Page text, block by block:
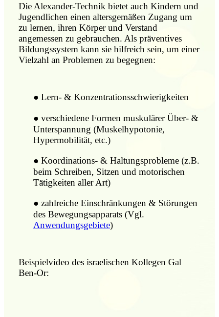
Die Alexander-Technik bietet auch Kindern und
Jugendlichen einen altersgemäßen Zugang um
zu lernen, ihren Körper und Verstand
angemessen zu gebrauchen. Als präventives
Bildungssystem kann sie hilfreich sein, um einer
Vielzahl an Problemen zu begegnen:
● Lern- & Konzentrationsschwierigkeiten
● verschiedene Formen muskulärer Über- &
Unterspannung (Muskelhypotonie,
Hypermobilität, etc.)
● Koordinations- & Haltungsprobleme (z.B.
beim Schreiben, Sitzen und motorischen
Tätigkeiten aller Art)
● zahlreiche Einschränkungen & Störungen
des Bewegungsapparats (Vgl.
Anwendungsgebiete)
Beispielvideo des israelischen Kollegen Gal
Ben-Or: